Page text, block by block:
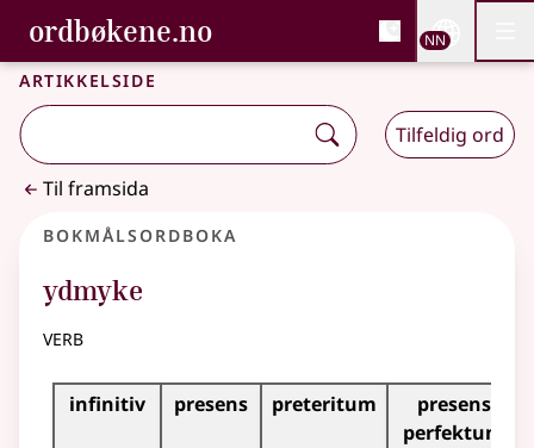
Gå til hovudinnhald
Tilgjenge
ordbøkene.no, Bokmålsordboka og
Bokmålsordboka og Nynorskordboka
NN
Artikkelside
Tilfeldig ord
Til framsida
Bokmålsordboka
ydmyke
verb
Bøyingstabell for dette verbet
infinitiv presens preteritum
presens
perfektum